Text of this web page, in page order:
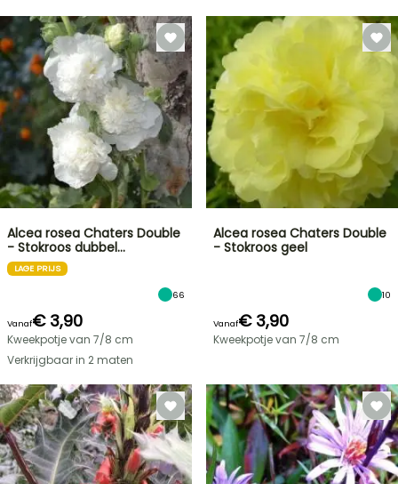
Alcea rosea Chaters Double
- Stokroos dubbel…
LAGE PRIJS
66
Vanaf€ 3,90
Kweekpotje van 7/8 cm
Verkrijgbaar in 2 maten
Alcea rosea Chaters Double
- Stokroos geel
10
Vanaf€ 3,90
Kweekpotje van 7/8 cm